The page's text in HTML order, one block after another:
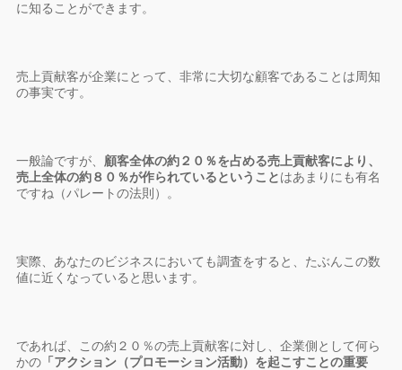
に知ることができます。
売上貢献客が企業にとって、非常に大切な顧客であることは周知
の事実です。
一般論ですが、 顧客全体の約２０％を占める売上貢献客により、
売上全体の約８０％が作られているということはあまりにも有名
ですね（パレートの法則）。
実際、あなたのビジネスにおいても調査をすると、たぶんこの数
値に近くなっていると思います。
であれば、この約２０％の売上貢献客に対し、企業側として何ら
かの 「アクション（プロモーション活動）を起こすことの重要